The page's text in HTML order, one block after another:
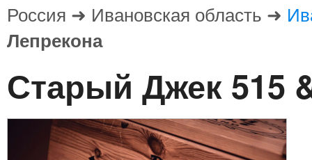
Россия ➜ Ивановская область ➜
Лепрекона
Старый Джек 515